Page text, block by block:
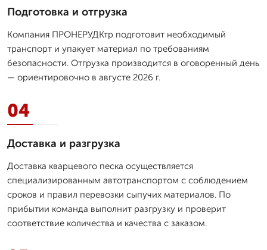
Подготовка и отгрузка
Компания ПРОНЕРУДКтр подготовит необходимый
транспорт и упакует материал по требованиям
безопасности. Отгрузка производится в оговоренный день
— ориентировочно в августе 2026 г.
04
Доставка и разгрузка
Доставка кварцевого песка осуществляется
специализированным автотранспортом с соблюдением
сроков и правил перевозки сыпучих материалов. По
прибытии команда выполнит разгрузку и проверит
соответствие количества и качества с заказом.